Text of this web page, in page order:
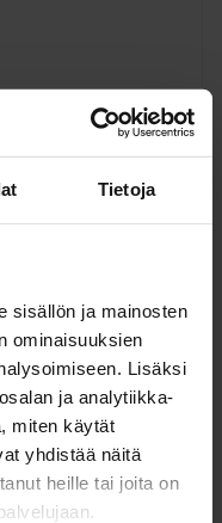
Tietoja
sisällön ja mainosten
ominaisuuksien
Lisäksi
ja analytiikka-
miten käytät
yhdistää näitä
heille tai joita on
Ota yhteyttä
Kangasala
ammattitutkinto,